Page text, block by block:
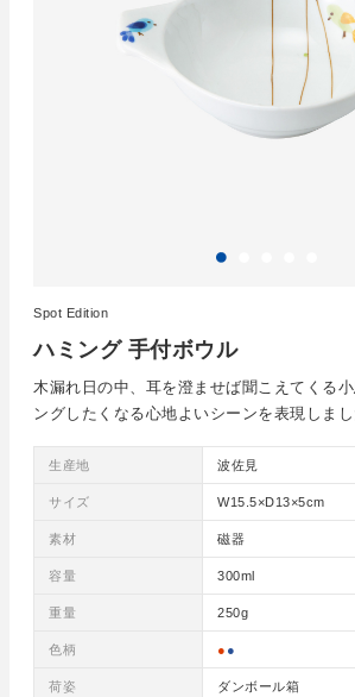
ハミング 手付ボウル
Spot Edition
木漏れ日の中、耳を澄ませば聞こえてくる
ングしたくなる心地よいシーンを表現しまし
生産地 波佐見
サイズ W15.5×D13×5cm
素材 磁器
容量 300ml
重量 250g
色柄 ● ●
荷姿 ダンボール箱